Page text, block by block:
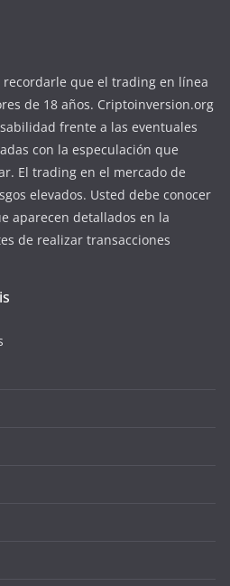
que el trading en línea
de 18 años. Criptoinversion.org
frente a las eventuales
con la especulación que
El trading en el mercado de
elevados. Usted debe conocer
aparecen detallados en la
de realizar transacciones